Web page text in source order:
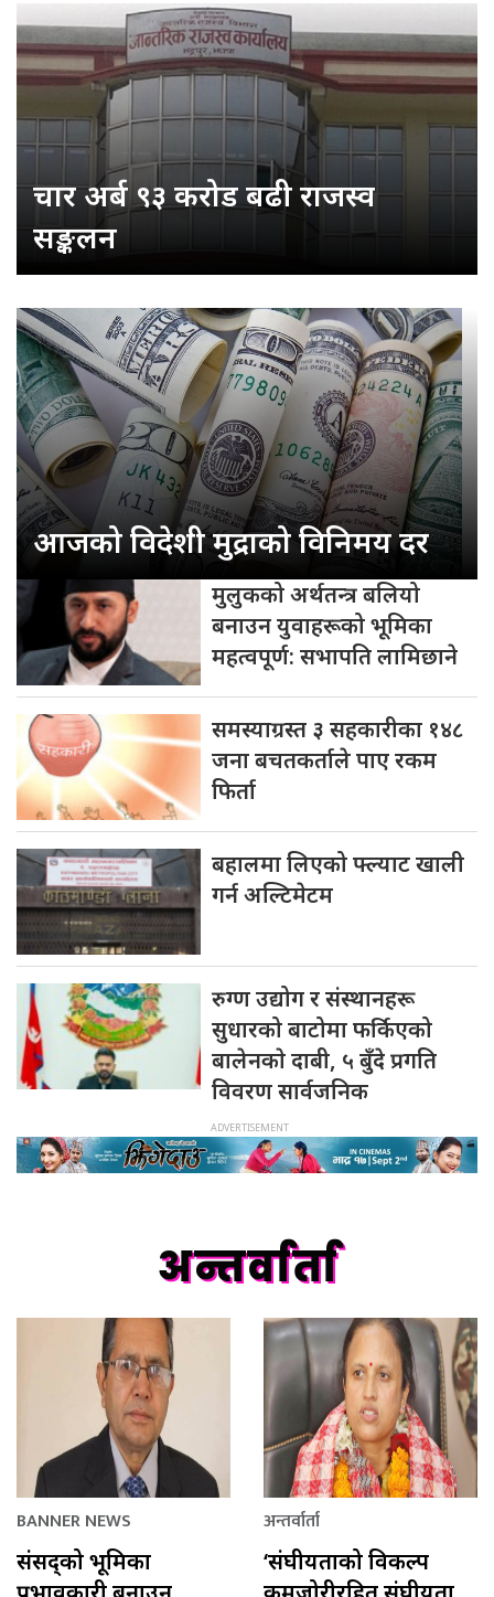
चार अर्ब ९३ करोड बढी राजस्व
सङ्कलन
आजको विदेशी मुद्राको विनिमय दर
मुलुकको अर्थतन्त्र बलियो
बनाउन युवाहरूको भूमिका
महत्वपूर्ण: सभापति लामिछाने
समस्याग्रस्त ३ सहकारीका १४८
जना बचतकर्ताले पाए रकम
फिर्ता
बहालमा लिएको फ्ल्याट खाली
गर्न अल्टिमेटम
रुग्ण उद्योग र संस्थानहरू
सुधारको बाटोमा फर्किएको
बालेनकाे दाबी, ५ बुँदे प्रगति
विवरण सार्वजनिक
अन्तर्वार्ता
BANNER NEWS
संसद्को भूमिका
अन्तर्वार्ता
‘संघीयताको विकल्प